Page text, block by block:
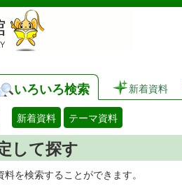
いろいろ検索 新着資料
新着資料 テーマ資料
して探す
を検索することができます。